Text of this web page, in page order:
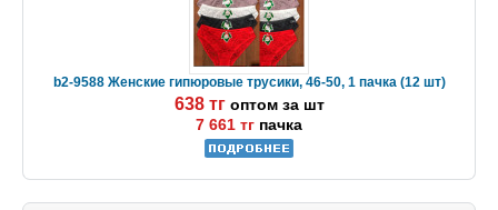
b2-9588 Женские гипюровые трусики, 46-50, 1 пачка (12 шт)
638 тг оптом за шт
7 661 тг пачка